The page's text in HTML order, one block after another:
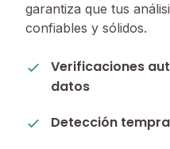
garantiza que tus
confiables y sólidos.
Verificaciones
datos
Detección